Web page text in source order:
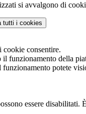
si avvalgono di
tutti i cookies
cookie consentire.
funzionamento della
potete
essere